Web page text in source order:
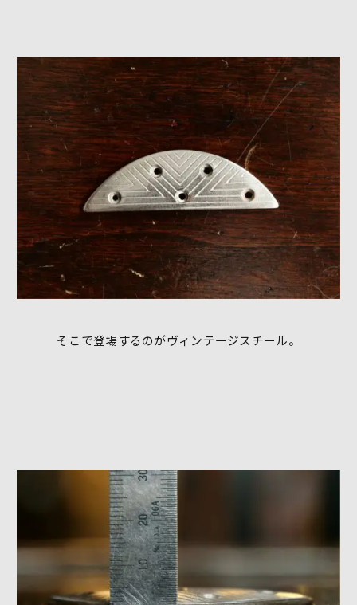
そこで登場するのがヴィンテージスチール。